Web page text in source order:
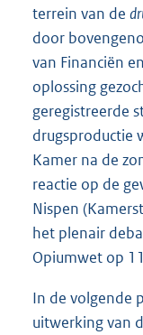
terrein van de
door
van Financiën
oplossing
geregistreerde
drugsproductie
Kamer na de
reactie op de
Nispen
het plenair
Opiumwet op
In de volgende
uitwerking van